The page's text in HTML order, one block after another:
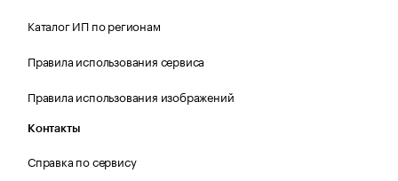
Каталог ИП по регионам
Правила использования сервиса
Правила использования изображений
Контакты
Справка по сервису